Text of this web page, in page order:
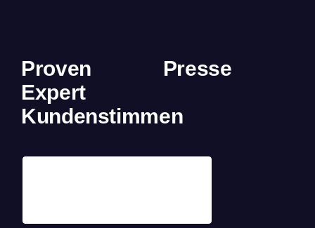
Proven
Expert
Kundenstimmen
Presse